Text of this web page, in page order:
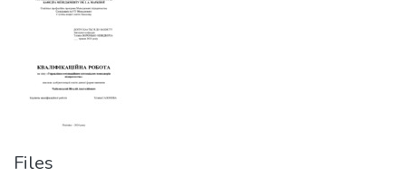
Files